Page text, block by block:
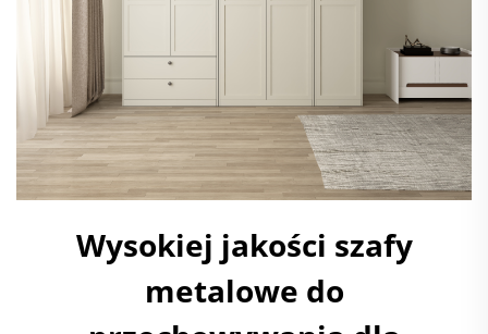
Wysokiej jakości szafy
metalowe do